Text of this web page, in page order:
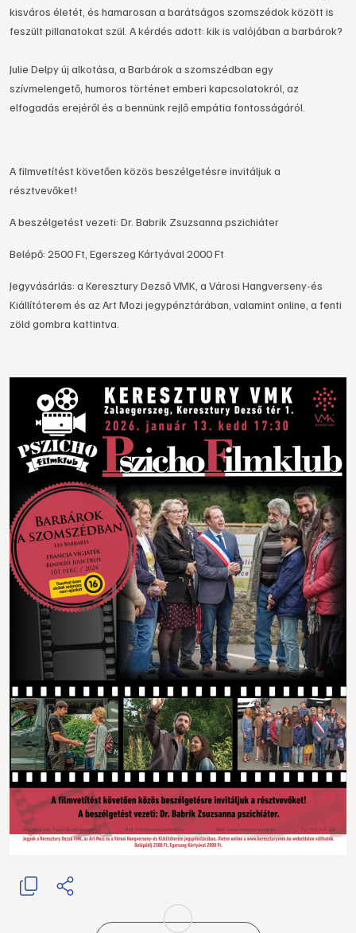
kisváros életét, és hamarosan a barátságos szomszédok között is
feszült pillanatokat szül. A kérdés adott: kik is valójában a barbárok?
Julie Delpy új alkotása, a Barbárok a szomszédban egy
szívmelengető, humoros történet emberi kapcsolatokról, az
elfogadás erejéről és a bennünk rejlő empátia fontosságáról.
A filmvetítést követően közös beszélgetésre invitáljuk a
résztvevőket!
A beszélgetést vezeti: Dr. Babrik Zsuzsanna pszichiáter
Belépő: 2500 Ft, Egerszeg Kártyával 2000 Ft
Jegyvásárlás: a Keresztury Dezső VMK, a Városi Hangverseny-és
Kiállítóterem és az Art Mozi jegypénztárában, valamint online, a fenti
zöld gombra kattintva.